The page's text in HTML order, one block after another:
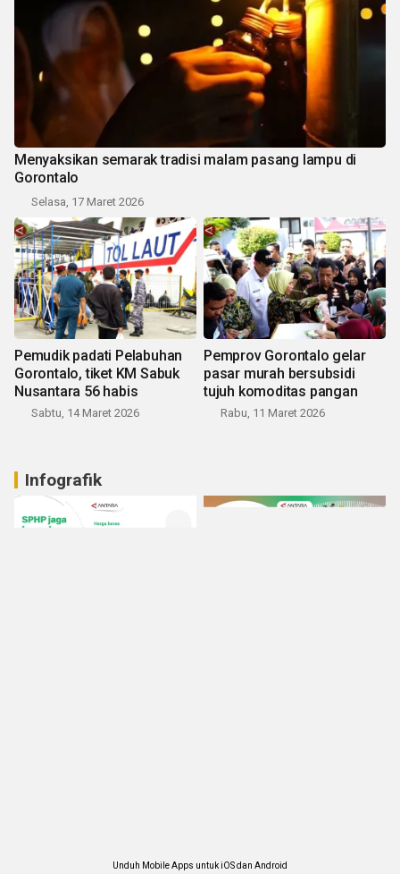
Menyaksikan semarak tradisi malam pasang lampu di
Gorontalo
Selasa, 17 Maret 2026
Pemudik padati Pelabuhan
Gorontalo, tiket KM Sabuk
Nusantara 56 habis
Sabtu, 14 Maret 2026
Pemprov Gorontalo gelar
pasar murah bersubsidi
tujuh komoditas pangan
Rabu, 11 Maret 2026
Infografik
Unduh Mobile Apps untuk iOS dan Android